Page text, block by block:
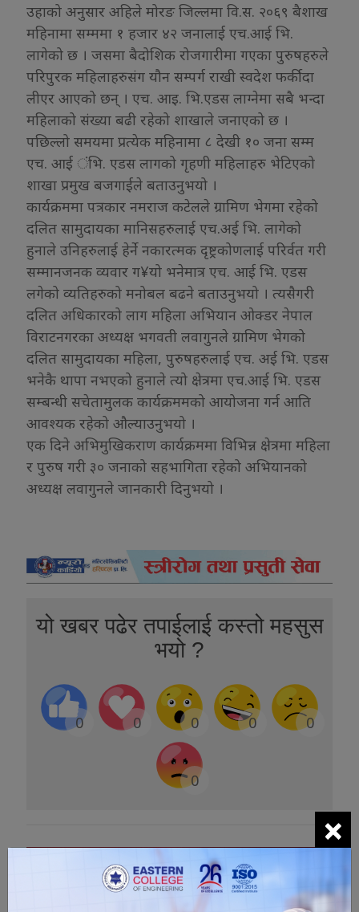
उहाको अनुसार अहिले मोरङ जिल्लमा वि.स. २०६९ बैशाख
महिनामा सम्ममा १ हजार ४२ जनालाई एच.आई भि.
लागेको छ । जसमा बैदोशिक रोजगारीमा गएका पुरुषहरुले
परिपुरक महिलाहरुसंग यौन सम्पर्ग राखी स्वदेश फर्कीदा
लीएर आएको छन् । एच. आइ. भि.एडस लाग्नेमा सबै भन्दा
महिलाको संख्या बढी रहेको शाखाले जनाएको छ ।
पछिल्लो समयमा प्रत्येक महिनामा ८ देखी १० जना सम्म
एच. आई ंभि. एडस लागको गृहणी महिलाहरु भेटिएको
शाखा प्रमुख बजगाईले बताउनुभयो ।
कार्यक्रममा पत्रकार नमराज कटेलले ग्रामिण भेगमा रहेको
दलित सामुदायका मानिसहरुलाई एच.अई भि. लागेको
हुनाले उनिहरुलाई हेर्ने नकारत्मक दृष्ट्रकोणलाई परिर्वत गरी
सम्मानजनक व्यवार ग¥यो भनेमात्र एच. आई भि. एडस
लगेको व्यतिहरुको मनोबल बढने बताउनुभयो । त्यसैगरी
दलित अधिकारको लाग महिला अभियान ओक्डर नेपाल
विराटनगरका अध्यक्ष भगवती लवागुनले ग्रामिण भेगको
दलित सामुदायका महिला, पुरुषहरुलाई एच. अई भि. एडस
भनेकै थापा नभएको हुनाले त्यो क्षेत्रमा एच.आई भि. एडस
सम्बन्धी सचेतामुलक कार्यक्रममको आयोजना गर्न आति
आवश्यक रहेको औल्याउनुभयो ।
एक दिने अभिमुखिकराण कार्यक्रममा विभिन्न क्षेत्रमा महिला
र पुरुष गरी ३० जनाको सहभागिता रहेको अभियानको
अध्यक्ष लवागुनले जानकारी दिनुभयो ।
यो खबर पढेर तपाईलाई कस्तो महसुस
भयो ?
0 0 0 0 0
0
×